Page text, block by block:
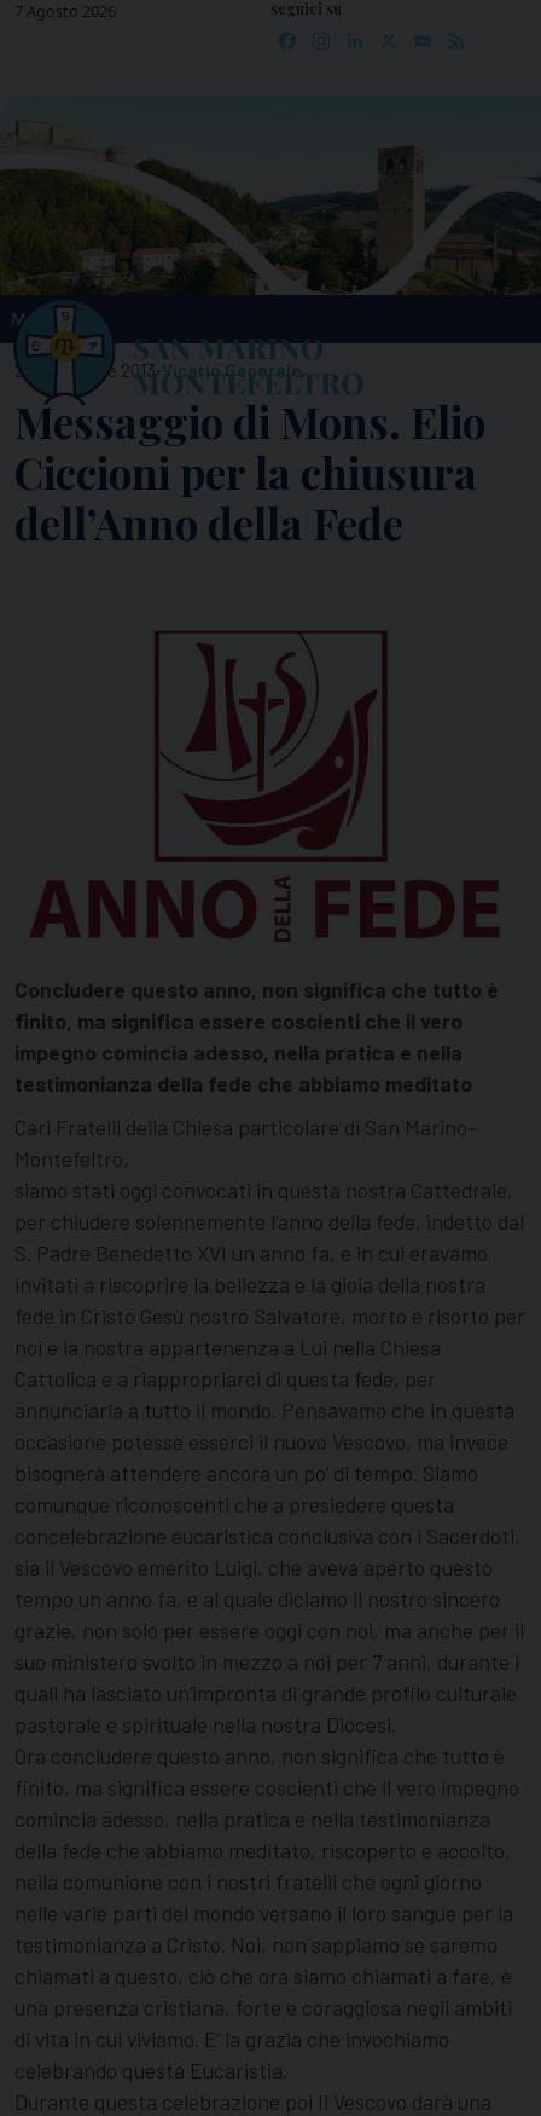
Skip7 Agosto 2026 seguici su
Facebook
Instagram
LinkedIn YouTube
MENU
27 Novembre 2013-Vicario Generale
Messaggio di Mons. Elio
Ciccioni per la chiusura
dell’Anno della Fede
Concludere questo anno, non significa che tutto è
finito, ma significa essere coscienti che il vero
impegno comincia adesso, nella pratica e nella
testimonianza della fede che abbiamo meditato
Cari Fratelli della Chiesa particolare di San Marino-
Montefeltro,
siamo stati oggi convocati in questa nostra Cattedrale,
per chiudere solennemente l’anno della fede, indetto dal
S. Padre Benedetto XVI un anno fa, e in cui eravamo
invitati a riscoprire la bellezza e la gioia della nostra
fede in Cristo Gesù nostro Salvatore, morto e risorto per
noi e la nostra appartenenza a Lui nella Chiesa
Cattolica e a riappropriarci di questa fede, per
annunciarla a tutto il mondo. Pensavamo che in questa
occasione potesse esserci il nuovo Vescovo, ma invece
bisognerà attendere ancora un po’ di tempo. Siamo
comunque riconoscenti che a presiedere questa
concelebrazione eucaristica conclusiva con i Sacerdoti,
sia il Vescovo emerito Luigi, che aveva aperto questo
tempo un anno fa, e al quale diciamo il nostro sincero
grazie, non solo per essere oggi con noi, ma anche per il
suo ministero svolto in mezzo a noi per 7 anni, durante i
quali ha lasciato un’impronta di grande profilo culturale
pastorale e spirituale nella nostra Diocesi.
Ora concludere questo anno, non significa che tutto è
finito, ma significa essere coscienti che il vero impegno
comincia adesso, nella pratica e nella testimonianza
della fede che abbiamo meditato, riscoperto e accolto,
nella comunione con i nostri fratelli che ogni giorno
nelle varie parti del mondo versano il loro sangue per la
testimonianza a Cristo. Noi, non sappiamo se saremo
chiamati a questo, ciò che ora siamo chiamati a fare, è
una presenza cristiana, forte e coraggiosa negli ambiti
di vita in cui viviamo. E’ la grazia che invochiamo
celebrando questa Eucaristia.
Durante questa celebrazione poi Il Vescovo darà una